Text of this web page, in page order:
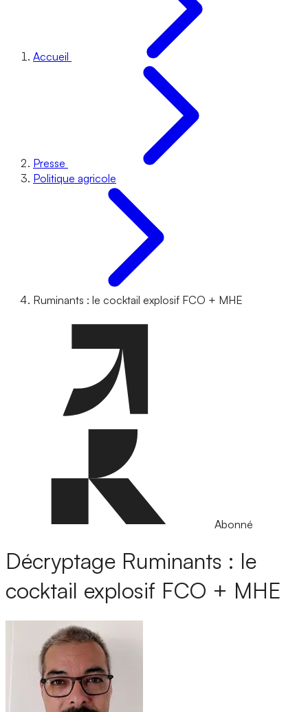
Accueil
Presse
Politique agricole
Ruminants : le cocktail explosif FCO + MHE
Abonné
Décryptage Ruminants : le
cocktail explosif FCO + MHE